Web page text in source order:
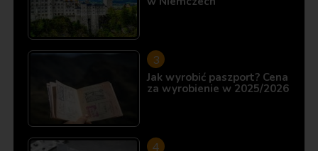
Jak wyrobić paszport? Cena
za wyrobienie w 2025/2026